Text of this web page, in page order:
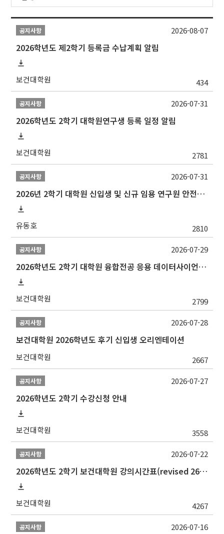
공지사항
2026학년도 제2학기 등록금 수납계획 알림
보건대학원 434
2026-08-07
공지사항
2026학년도 2학기 대학원연구생 등록 일정 알림
보건대학원 2781
2026-07-31
공지사항
2026년 2학기 대학원 신입생 및 신규 임용 연구원 안전환경교육(신규교육) 실시 안내
유동호 2810
2026-07-31
공지사항
2026학년도 2학기 대학원 융합전공 응용 데이터사이언스 선발 계획 알림
보건대학원 2799
2026-07-29
공지사항
보건대학원 2026학년도 후기 신입생 오리엔테이션
보건대학원 2667
2026-07-28
공지사항
2026학년도 2학기 수강신청 안내
보건대학원 3558
2026-07-27
공지사항
2026학년도 2학기 보건대학원 강의시간표(revised 260803)(2026 2nd SEMESTER SNU GSPH TIMETABLE)
보건대학원 4267
2026-07-22
공지사항 2026-07-16